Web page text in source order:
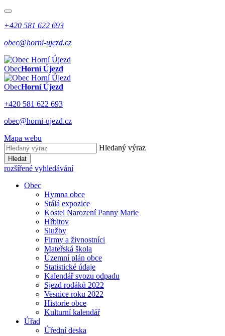
+420 581 622 693
obec@horni-ujezd.cz
ObecHorní Újezd
ObecHorní Újezd
+420 581 622 693
obec@horni-ujezd.cz
Mapa webu
Hledaný výraz
Hledat
rozšířené vyhledávání
Obec
Hymna obce
Stálá expozice
Kostel Narození Panny Marie
Hřbitov
Služby
Firmy a živnostníci
Mateřská škola
Územní plán obce
Statistické údaje
Kalendář svozu odpadu
Sjezd rodáků 2022
Vesnice roku 2022
Historie obce
Kulturní kalendář
Úřad
Úřední deska